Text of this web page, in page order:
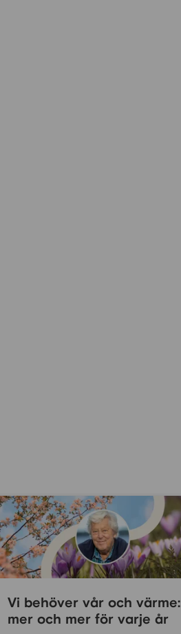
Vi behöver vår och värme:
mer och mer för varje år